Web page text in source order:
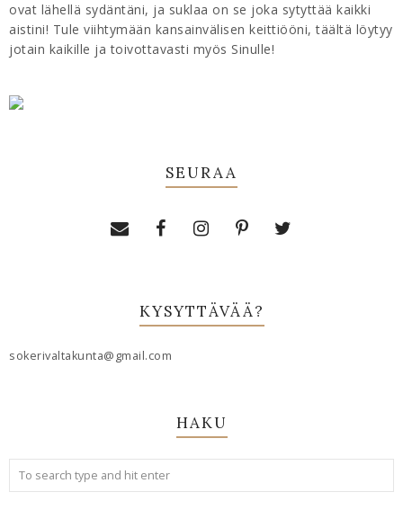
ovat lähellä sydäntäni, ja suklaa on se joka sytyttää kaikki
aistini! Tule viihtymään kansainvälisen keittiööni, täältä löytyy
jotain kaikille ja toivottavasti myös Sinulle!
SEURAA
KYSYTTÄVÄÄ?
sokerivaltakunta@gmail.com
HAKU